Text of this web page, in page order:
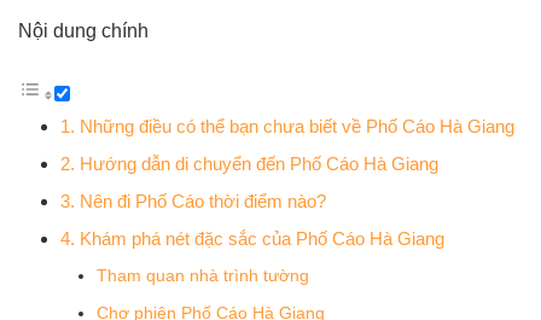
Nội dung chính
1. Những điều có thể bạn chưa biết về Phố Cáo Hà Giang
2. Hướng dẫn di chuyển đến Phố Cáo Hà Giang
3. Nên đi Phố Cáo thời điểm nào?
4. Khám phá nét đặc sắc của Phố Cáo Hà Giang
Tham quan nhà trình tường
Chợ phiên Phố Cáo Hà Giang